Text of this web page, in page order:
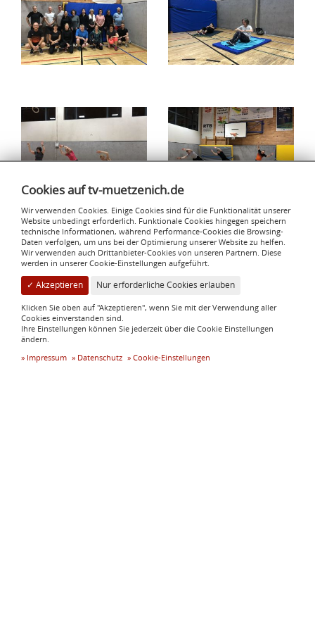
Cookies auf tv-muetzenich.de
Wir verwenden Cookies. Einige Cookies sind für die Funktionalität unserer
Website unbedingt erforderlich. Funktionale Cookies hingegen speichern
technische Informationen, während Performance-Cookies die Browsing-
Daten verfolgen, um uns bei der Optimierung unserer Website zu helfen.
Wir verwenden auch Drittanbieter-Cookies von unseren Partnern. Diese
werden in unserer Cookie-Einstellungen aufgeführt.
✓ Akzeptieren Nur erforderliche Cookies erlauben
Klicken Sie oben auf "Akzeptieren", wenn Sie mit der Verwendung aller
Cookies einverstanden sind.
Ihre Einstellungen können Sie jederzeit über die Cookie Einstellungen
ändern.
Impressum
Datenschutz Cookie-Einstellungen